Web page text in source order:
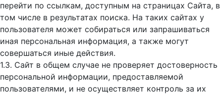
перейти по ссылкам, доступным на страницах Сайта, в
том числе в результатах поиска. На таких сайтах у
пользователя может собираться или запрашиваться
иная персональная информация, а также могут
совершаться иные действия.
1.3. Сайт в общем случае не проверяет достоверность
персональной информации, предоставляемой
пользователями, и не осуществляет контроль за их